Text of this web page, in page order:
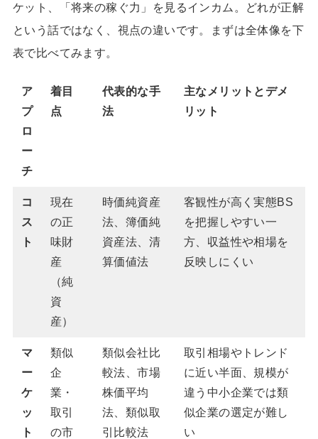
ケット、「将来の稼ぐ力」を見るインカム。どれが正解
という話ではなく、視点の違いです。まずは全体像を下
表で比べてみます。
ア
プ
ロ
ー
チ
着目
点
代表的な手
法
主なメリットとデメ
リット
コ
ス
ト
現在
の正
味財
産
（純
資
産）
時価純資産
法、簿価純
資産法、清
算価値法
客観性が高く実態BS
を把握しやすい一
方、収益性や相場を
反映しにくい
マ
ー
ケ
ッ
ト
類似
企
業・
取引
の市
類似会社比
較法、市場
株価平均
法、類似取
引比較法
取引相場やトレンド
に近い半面、規模が
違う中小企業では類
似企業の選定が難し
い